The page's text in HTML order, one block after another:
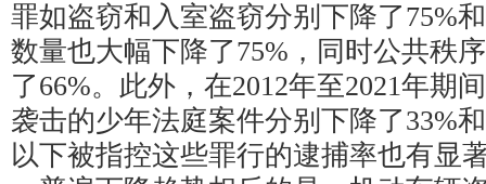
罪如盗窃和入室盗窃分别下降了75%
数量也大幅下降了75%，同时公共秩
了66%。此外，在2012年至2021年期
袭击的少年法庭案件分别下降了33%
以下被指控这些罪行的逮捕率也有显